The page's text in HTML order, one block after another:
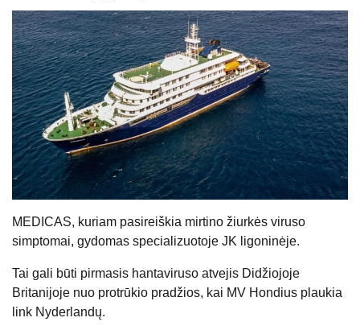
MEDICAS, kuriam pasireiškia mirtino žiurkės viruso
simptomai, gydomas specializuotoje JK ligoninėje.
Tai gali būti pirmasis hantaviruso atvejis Didžiojoje
Britanijoje nuo protrūkio pradžios, kai MV Hondius plaukia
link Nyderlandų.